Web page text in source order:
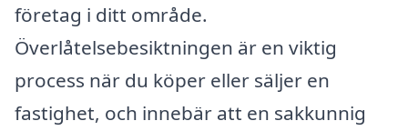
företag i ditt område.
Överlåtelsebesiktningen är en viktig
process när du köper eller säljer en
fastighet, och innebär att en sakkunnig